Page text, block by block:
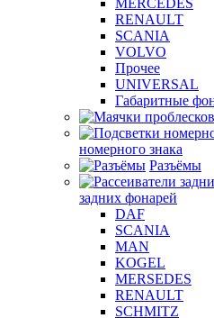
MERCEDES
RENAULT
SCANIA
VOLVO
Прочее
UNIVERSAL
Габаритные
номерного знака
Разъёмы
задних фонарей
DAF
SCANIA
MAN
KOGEL
MERSEDES
RENAULT
SCHMITZ